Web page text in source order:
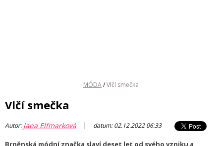
MÓDA/Vlčí smečka
Vlčí smečka
Autor:Jana Elfmarková | datum: 02.12.2022 06:33
Brněnská módní značka slaví deset let od svého vzniku a